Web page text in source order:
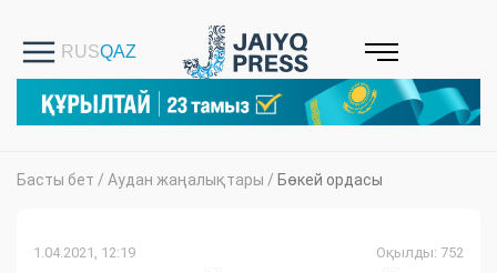
Басты бет / Аудан жаңалықтары / Бөкей ордасы
1.04.2021, 12:19 Оқылды: 752